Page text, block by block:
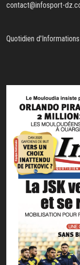
contact@infosport-
Quotidien